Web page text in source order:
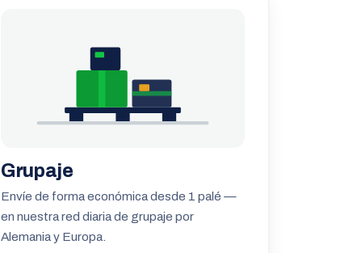
Grupaje
Envíe de forma económica desde 1 palé —
en nuestra red diaria de grupaje por
Alemania y Europa.